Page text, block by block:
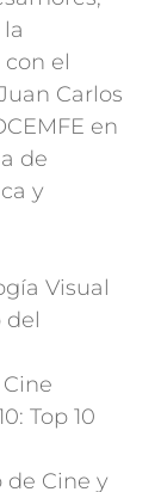
el
Carlos
en
de
y
Visual
del
Top 10
de Cine y